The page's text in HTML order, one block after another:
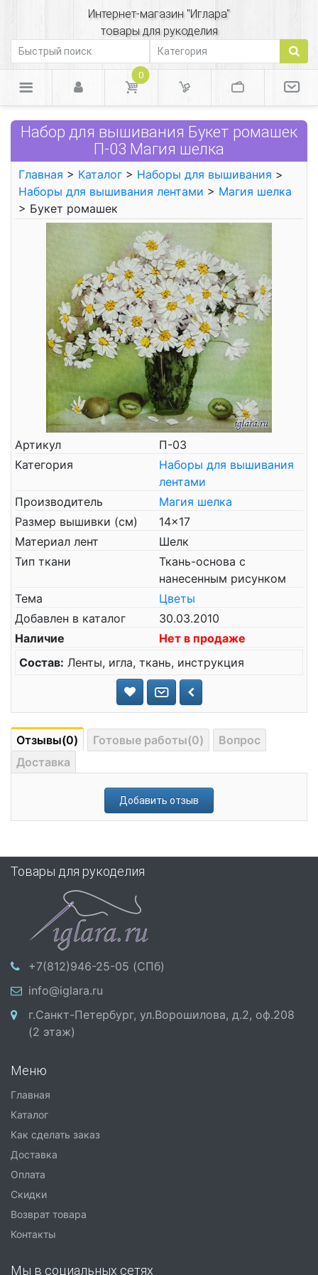
Интернет-магазин "Иглара"
товары для рукоделия
0
Набор для вышивания Букет ромашек
П-03 Магия шелка
Главная > Каталог > Наборы для вышивания >
Наборы для вышивания лентами > Магия шелка
> Букет ромашек
Артикул
П-03
Категория
Наборы для вышивания
лентами
Производитель
Магия шелка
Размер вышивки (см)
14x17
Материал лент
Шелк
Тип ткани
Ткань-основа с
нанесенным рисунком
Тема
Цветы
Добавлен в каталог
30.03.2010
Наличие
Нет в продаже
Состав: Ленты, игла, ткань, инструкция
Отзывы(0) Готовые работы(0)
Вопрос
Доставка
Добавить отзыв
Товары для рукоделия
+7(812)946-25-05 (СПб)
info@iglara.ru
г.Санкт-Петербург, ул.Ворошилова, д.2, оф.208
(2 этаж)
Меню
Главная
Каталог
Как сделать заказ
Доставка
Оплата
Скидки
Возврат товара
Контакты
Мы в социальных сетях